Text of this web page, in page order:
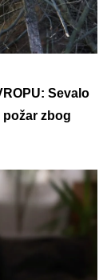
Sevalo
zbog